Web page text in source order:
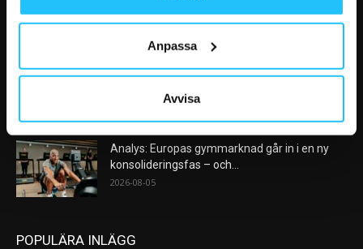
Anpassa
Avvisa
2026-08-07
AI kommer aldrig kunna ersätta en frukost
Analys: Europas gymmarknad går in i en ny
konsolideringsfas – och...
2026-08-05
POPULÄRA INLÄGG